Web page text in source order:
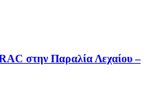
στην Παραλία Λεχαίου –